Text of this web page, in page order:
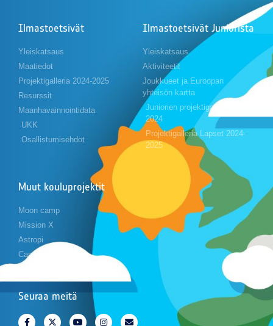
Ilmastoetsivät
Yleiskatsaus
Maatiedot
Projektigalleria 2024-2025
Resurssit
Maanhavainnointidata
UKK
Osallistumisehdot
Ilmastoetsivät Juniorista
Yleiskatsaus
Aktiviteetit
Joukkueet ja Euroopan
yhteisön kartta
Juniorien projektigalleria 2023-
2024
Projektigalleria Lapset 2024-
2025
Muut kouluprojektit
Moon camp
Mission X
Astropi
Cansat
Seuraa meitä